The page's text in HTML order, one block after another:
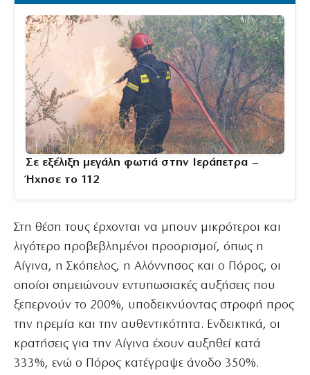
Σε εξέλιξη μεγάλη φωτιά στην Ιεράπετρα –
Ήχησε το 112
Στη θέση τους έρχονται να μπουν μικρότεροι και
λιγότερο προβεβλημένοι προορισμοί, όπως η
Αίγινα, η Σκόπελος, η Αλόννησος και ο Πόρος, οι
οποίοι σημειώνουν εντυπωσιακές αυξήσεις που
ξεπερνούν το 200%, υποδεικνύοντας στροφή προς
την ηρεμία και την αυθεντικότητα. Ενδεικτικά, οι
κρατήσεις για την Αίγινα έχουν αυξηθεί κατά
333%, ενώ ο Πόρος κατέγραψε άνοδο 350%.